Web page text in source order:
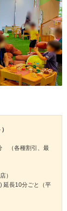
（各種割引、最
）
延長10分ごと（平